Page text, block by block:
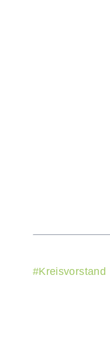
#Kreisvorstand